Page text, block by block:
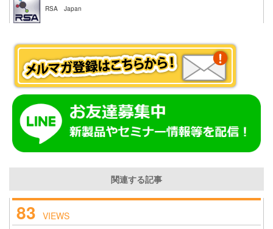
RSA Japan
関連する記事
83 VIEWS